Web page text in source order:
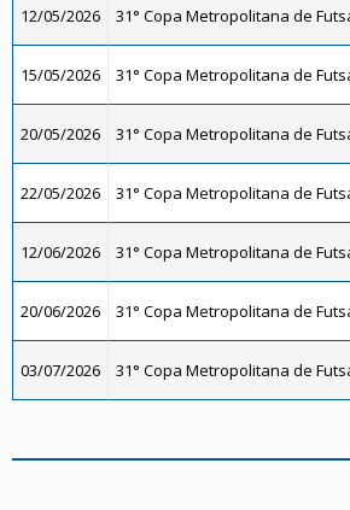
12/05/2026 31° Copa Metropolitana de
15/05/2026 31° Copa Metropolitana de
20/05/2026 31° Copa Metropolitana de
22/05/2026 31° Copa Metropolitana de
12/06/2026 31° Copa Metropolitana de
20/06/2026 31° Copa Metropolitana de
03/07/2026 31° Copa Metropolitana de